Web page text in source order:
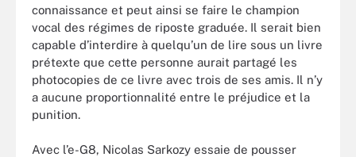
connaissance et peut ainsi se faire le champion
vocal des régimes de riposte graduée. Il serait bien
capable d’interdire à quelqu’un de lire sous un livre
prétexte que cette personne aurait partagé les
photocopies de ce livre avec trois de ses amis. Il n’y
a aucune proportionnalité entre le préjudice et la
punition.
Avec l’e-G8, Nicolas Sarkozy essaie de pousser